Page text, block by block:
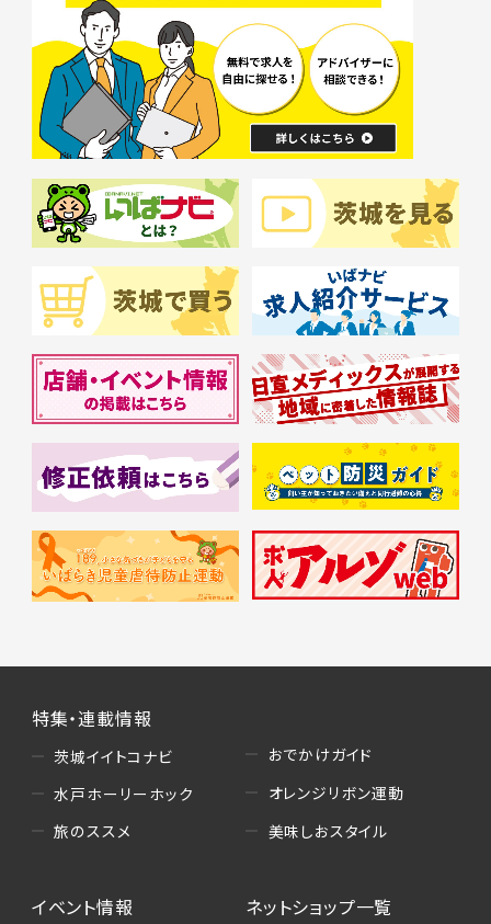
特集・連載情報
茨城イイトコナビ
水戸ホーリーホック
旅のススメ
おでかけガイド
オレンジリボン運動
美味しおスタイル
イベント情報
ネットショップ一覧